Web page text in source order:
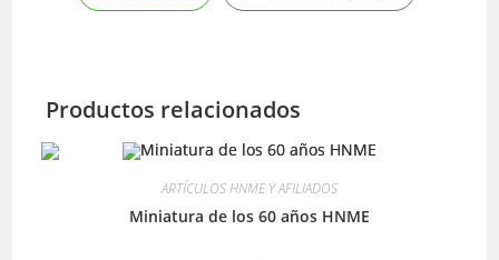
Productos relacionados
ARTÍCULOS HNME Y AFILIADOS
Miniatura de los 60 años HNME